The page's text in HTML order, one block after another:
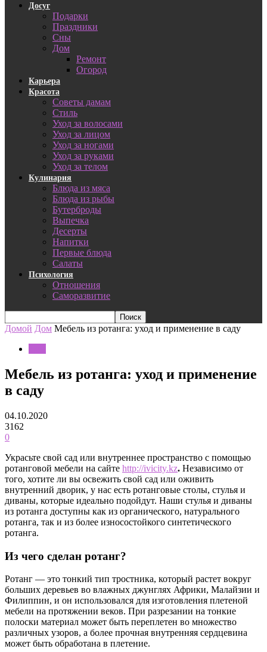
Досуг
Подарки
Праздники
Сны
Дом
Ремонт
Огород
Карьера
Красота
Советы дамам
Стиль
Уход за волосами
Уход за лицом
Уход за ногами
Уход за руками
Уход за телом
Кулинария
Блюда из мяса
Блюда из рыбы
Бутерброды
Выпечка
Десерты
Напитки
Первые блюда
Салаты
Психология
Отношения
Саморазвитие
Домой Дом Мебель из ротанга: уход и применение в саду
Мебель из ротанга: уход и применение
в саду
04.10.2020
3162
0
Украсьте свой сад или внутреннее пространство с помощью
ротанговой мебели на сайте http://ivicity.kz. Независимо от
того, хотите ли вы освежить свой сад или оживить
внутренний дворик, у нас есть ротанговые столы, стулья и
диваны, которые идеально подойдут. Наши стулья и диваны
из ротанга доступны как из органического, натурального
ротанга, так и из более износостойкого синтетического
ротанга.
Из чего сделан ротанг?
Ротанг — это тонкий тип тростника, который растет вокруг
больших деревьев во влажных джунглях Африки, Малайзии и
Филиппин, и он использовался для изготовления плетеной
мебели на протяжении веков. При разрезании на тонкие
полоски материал может быть переплетен во множество
различных узоров, а более прочная внутренняя сердцевина
может быть обработана в плетение.